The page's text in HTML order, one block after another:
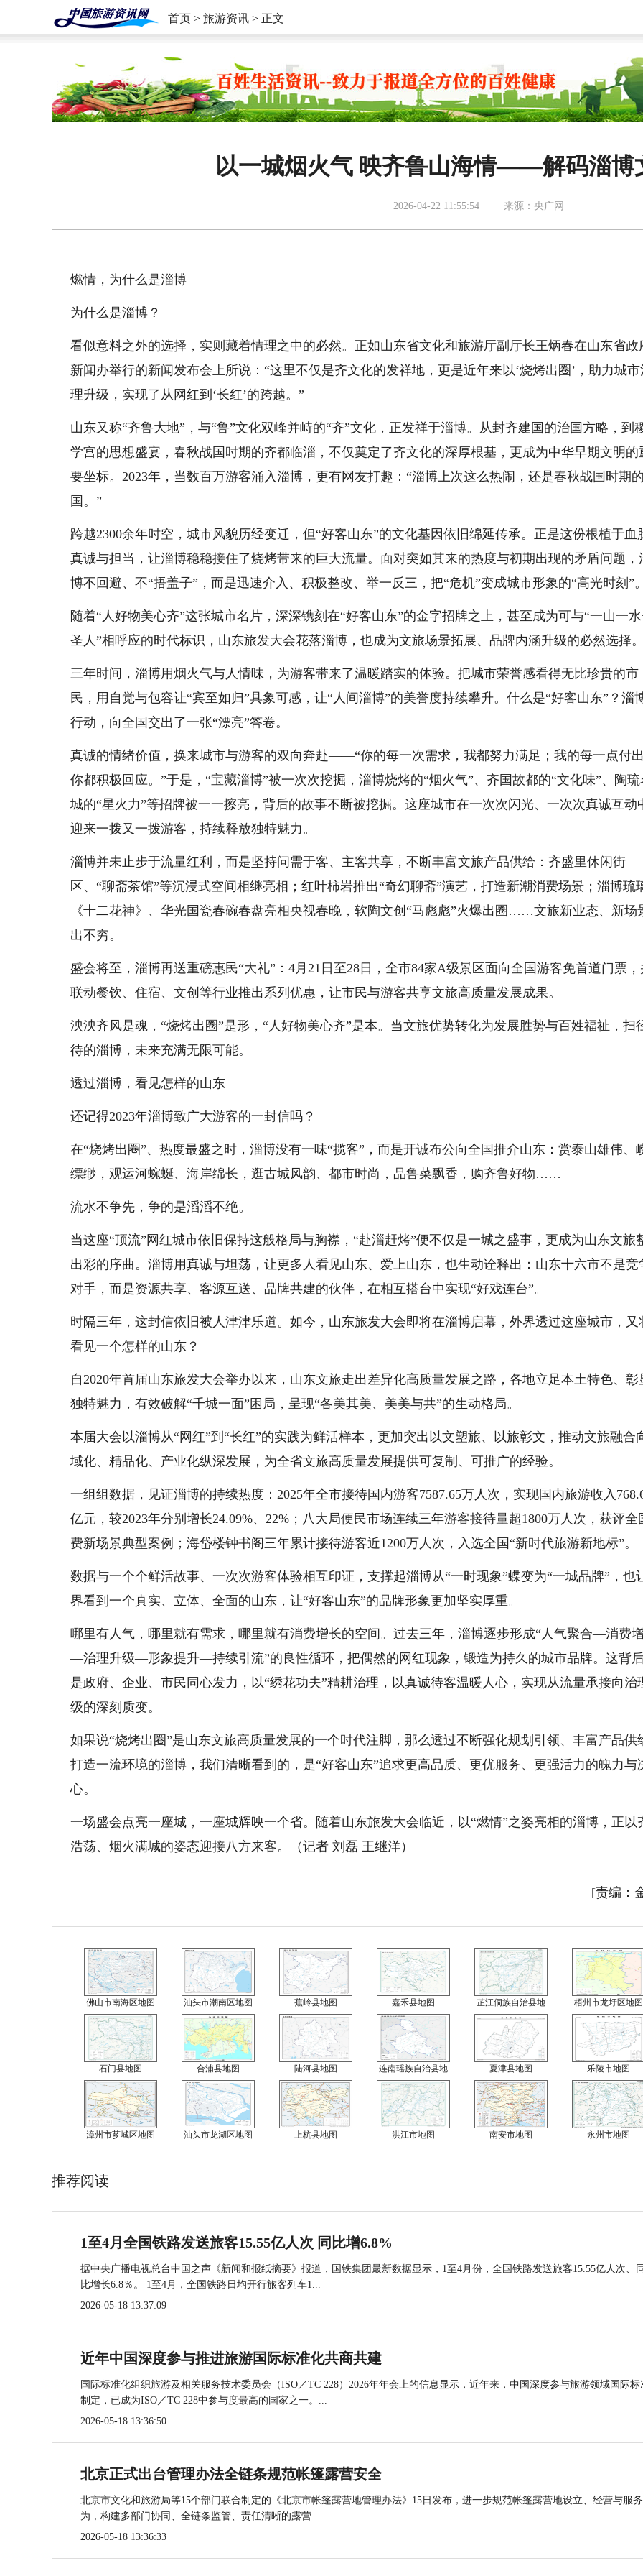
首页 > 旅游资讯 > 正文
以一城烟火气 映齐鲁山海情——解码淄博
2026-04-22 11:55:54 来源：央广网
燃情，为什么是淄博
为什么是淄博？
看似意料之外的选择，实则藏着情理之中的必然。正如山东省文化和旅游厅副厅长王炳春在山东省政
新闻办举行的新闻发布会上所说：“这里不仅是齐文化的发祥地，更是近年来以‘烧烤出圈’，助力城市
理升级，实现了从网红到‘长红’的跨越。”
山东又称“齐鲁大地”，与“鲁”文化双峰并峙的“齐”文化，正发祥于淄博。从封齐建国的治国方略，到
学宫的思想盛宴，春秋战国时期的齐都临淄，不仅奠定了齐文化的深厚根基，更成为中华早期文明的
要坐标。2023年，当数百万游客涌入淄博，更有网友打趣：“淄博上次这么热闹，还是春秋战国时期
国。”
跨越2300余年时空，城市风貌历经变迁，但“好客山东”的文化基因依旧绵延传承。正是这份根植于血
真诚与担当，让淄博稳稳接住了烧烤带来的巨大流量。面对突如其来的热度与初期出现的矛盾问题，
博不回避、不“捂盖子”，而是迅速介入、积极整改、举一反三，把“危机”变成城市形象的“高光时刻”。
随着“人好物美心齐”这张城市名片，深深镌刻在“好客山东”的金字招牌之上，甚至成为可与“一山一
圣人”相呼应的时代标识，山东旅发大会花落淄博，也成为文旅场景拓展、品牌内涵升级的必然选择。
三年时间，淄博用烟火气与人情味，为游客带来了温暖踏实的体验。把城市荣誉感看得无比珍贵的市
民，用自觉与包容让“宾至如归”具象可感，让“人间淄博”的美誉度持续攀升。什么是“好客山东”？淄
行动，向全国交出了一张“漂亮”答卷。
真诚的情绪价值，换来城市与游客的双向奔赴——“你的每一次需求，我都努力满足；我的每一点付出
你都积极回应。”于是，“宝藏淄博”被一次次挖掘，淄博烧烤的“烟火气”、齐国故都的“文化味”、陶琉
城的“星火力”等招牌被一一擦亮，背后的故事不断被挖掘。这座城市在一次次闪光、一次次真诚互动
迎来一拨又一拨游客，持续释放独特魅力。
淄博并未止步于流量红利，而是坚持问需于客、主客共享，不断丰富文旅产品供给：齐盛里休闲街
区、“聊斋茶馆”等沉浸式空间相继亮相；红叶柿岩推出“奇幻聊斋”演艺，打造新潮消费场景；淄博琉
《十二花神》、华光国瓷春碗春盘亮相央视春晚，软陶文创“马彪彪”火爆出圈……文旅新业态、新场
出不穷。
盛会将至，淄博再送重磅惠民“大礼”：4月21日至28日，全市84家A级景区面向全国游客免首道门票，
联动餐饮、住宿、文创等行业推出系列优惠，让市民与游客共享文旅高质量发展成果。
泱泱齐风是魂，“烧烤出圈”是形，“人好物美心齐”是本。当文旅优势转化为发展胜势与百姓福祉，扫
待的淄博，未来充满无限可能。
透过淄博，看见怎样的山东
还记得2023年淄博致广大游客的一封信吗？
在“烧烤出圈”、热度最盛之时，淄博没有一味“揽客”，而是开诚布公向全国推介山东：赏泰山雄伟、
缥缈，观运河蜿蜒、海岸绵长，逛古城风韵、都市时尚，品鲁菜飘香，购齐鲁好物……
流水不争先，争的是滔滔不绝。
当这座“顶流”网红城市依旧保持这般格局与胸襟，“赴淄赶烤”便不仅是一城之盛事，更成为山东文旅
出彩的序曲。淄博用真诚与坦荡，让更多人看见山东、爱上山东，也生动诠释出：山东十六市不是竞
对手，而是资源共享、客源互送、品牌共建的伙伴，在相互搭台中实现“好戏连台”。
时隔三年，这封信依旧被人津津乐道。如今，山东旅发大会即将在淄博启幕，外界透过这座城市，又
看见一个怎样的山东？
自2020年首届山东旅发大会举办以来，山东文旅走出差异化高质量发展之路，各地立足本土特色、彰
独特魅力，有效破解“千城一面”困局，呈现“各美其美、美美与共”的生动格局。
本届大会以淄博从“网红”到“长红”的实践为鲜活样本，更加突出以文塑旅、以旅彰文，推动文旅融合
域化、精品化、产业化纵深发展，为全省文旅高质量发展提供可复制、可推广的经验。
一组组数据，见证淄博的持续热度：2025年全市接待国内游客7587.65万人次，实现国内旅游收入
亿元，较2023年分别增长24.09%、22%；八大局便民市场连续三年游客接待量超1800万人次，获评全
费新场景典型案例；海岱楼钟书阁三年累计接待游客近1200万人次，入选全国“新时代旅游新地标”。
数据与一个个鲜活故事、一次次游客体验相互印证，支撑起淄博从“一时现象”蝶变为“一城品牌”，也
界看到一个真实、立体、全面的山东，让“好客山东”的品牌形象更加坚实厚重。
哪里有人气，哪里就有需求，哪里就有消费增长的空间。过去三年，淄博逐步形成“人气聚合—消费
—治理升级—形象提升—持续引流”的良性循环，把偶然的网红现象，锻造为持久的城市品牌。这背后
是政府、企业、市民同心发力，以“绣花功夫”精耕治理，以真诚待客温暖人心，实现从流量承接向治
级的深刻质变。
如果说“烧烤出圈”是山东文旅高质量发展的一个时代注脚，那么透过不断强化规划引领、丰富产品供
打造一流环境的淄博，我们清晰看到的，是“好客山东”追求更高品质、更优服务、更强活力的魄力与
心。
一场盛会点亮一座城，一座城辉映一个省。随着山东旅发大会临近，以“燃情”之姿亮相的淄博，正以
浩荡、烟火满城的姿态迎接八方来客。（记者 刘磊 王继洋）
[责编：
佛山市南海区地图 汕头市潮南区地图 蕉岭县地图 嘉禾县地图 芷江侗族自治县地 梧州市龙圩区地图
石门县地图 合浦县地图 陆河县地图 连南瑶族自治县地 夏津县地图 乐陵市地图
漳州市芗城区地图 汕头市龙湖区地图 上杭县地图 洪江市地图 南安市地图 永州市地图
推荐阅读
1至4月全国铁路发送旅客15.55亿人次 同比增6.8%
据中央广播电视总台中国之声《新闻和报纸摘要》报道，国铁集团最新数据显示，1至4月份，全国铁路发送旅客15.55亿人次、同
比增长6.8％。 1至4月，全国铁路日均开行旅客列车1...
2026-05-18 13:37:09
近年中国深度参与推进旅游国际标准化共商共建
国际标准化组织旅游及相关服务技术委员会（ISO／TC 228）2026年年会上的信息显示，近年来，中国深度参与旅游领域国际标
制定，已成为ISO／TC 228中参与度最高的国家之一。...
2026-05-18 13:36:50
北京正式出台管理办法全链条规范帐篷露营安全
北京市文化和旅游局等15个部门联合制定的《北京市帐篷露营地管理办法》15日发布，进一步规范帐篷露营地设立、经营与服
为，构建多部门协同、全链条监管、责任清晰的露营...
2026-05-18 13:36:33